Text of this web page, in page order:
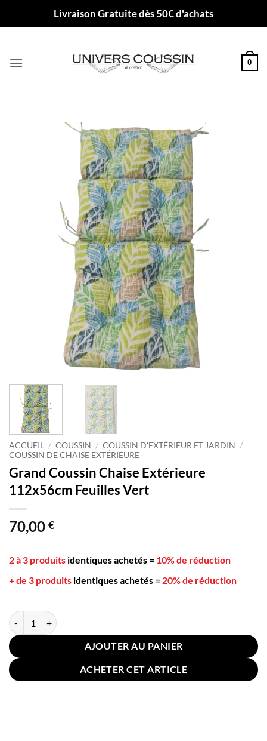
Livraison Gratuite dès 50€ d'achats
0
ACCUEIL / COUSSIN / COUSSIN D'EXTÉRIEUR ET JARDIN /
COUSSIN DE CHAISE EXTÉRIEURE
Grand Coussin Chaise Extérieure
112x56cm Feuilles Vert
70,00 €
2 à 3 produits identiques achetés = 10% de réduction
+ de 3 produits identiques achetés = 20% de réduction
quantité de Grand Coussin Chaise Extérieure 112x56cm Feuilles Vert
AJOUTER AU PANIER
ACHETER CET ARTICLE